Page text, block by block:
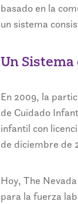
basado en la
un sistema
Un
En 2009, la
de Cuidado
infantil con
de diciembre de
Hoy, The
para la fuerza